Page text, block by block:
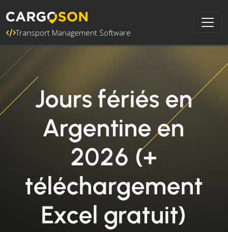
Transport Management Software
Jours fériés en
Argentine en
2026 (+
téléchargement
Excel gratuit)